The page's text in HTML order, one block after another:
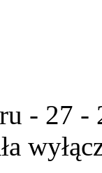
- 27 -